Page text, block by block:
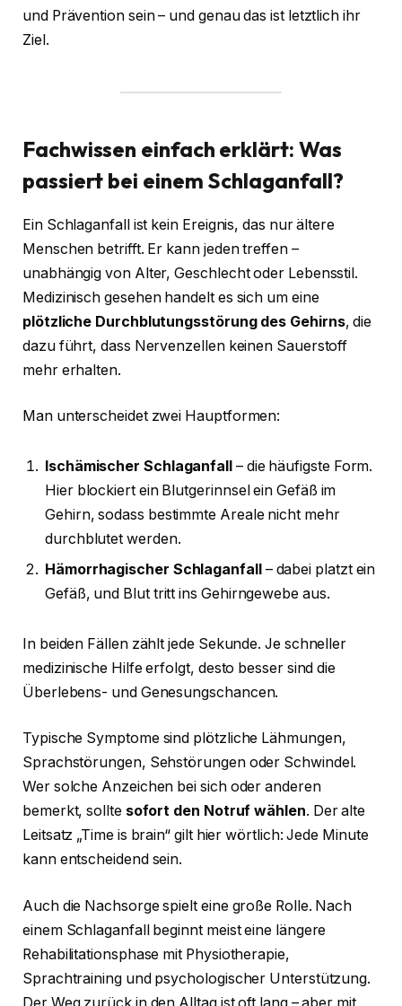
und Prävention sein – und genau das ist letztlich ihr
Ziel.
Fachwissen einfach erklärt: Was
passiert bei einem Schlaganfall?
Ein Schlaganfall ist kein Ereignis, das nur ältere
Menschen betrifft. Er kann jeden treffen –
unabhängig von Alter, Geschlecht oder Lebensstil.
Medizinisch gesehen handelt es sich um eine
plötzliche Durchblutungsstörung des Gehirns, die
dazu führt, dass Nervenzellen keinen Sauerstoff
mehr erhalten.
Man unterscheidet zwei Hauptformen:
Ischämischer Schlaganfall – die häufigste Form.
Hier blockiert ein Blutgerinnsel ein Gefäß im
Gehirn, sodass bestimmte Areale nicht mehr
durchblutet werden.
Hämorrhagischer Schlaganfall– dabei platzt ein
Gefäß, und Blut tritt ins Gehirngewebe aus.
In beiden Fällen zählt jede Sekunde. Je schneller
medizinische Hilfe erfolgt, desto besser sind die
Überlebens- und Genesungschancen.
Typische Symptome sind plötzliche Lähmungen,
Sprachstörungen, Sehstörungen oder Schwindel.
Wer solche Anzeichen bei sich oder anderen
bemerkt, sollte sofort den Notruf wählen. Der alte
Leitsatz „Time is brain“ gilt hier wörtlich: Jede Minute
kann entscheidend sein.
Auch die Nachsorge spielt eine große Rolle. Nach
einem Schlaganfall beginnt meist eine längere
Rehabilitationsphase mit Physiotherapie,
Sprachtraining und psychologischer Unterstützung.